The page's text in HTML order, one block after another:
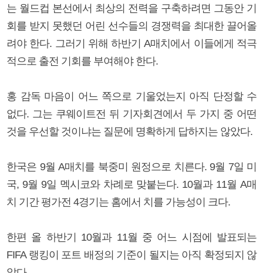
는 월드컵 본선에서 최상의 전력을 구축하려면 그동안 기
회를 받지 못했던 어린 선수들의 경쟁력을 최대한 끌어올
려야 한다. 그러기 위해 하반기 A매치에서 이들에게 적극
적으로 출전 기회를 부여해야 한다.
홍 감독 마음이 어느 쪽으로 기울었는지 아직 단정할 수
없다. 그는 쿠웨이트전 뒤 기자회견에서 두 가지 중 어떤
것을 우선할 것이냐는 질문에 명확하게 답하지는 않았다.
한국은 9월 A매치를 북중미 원정으로 치른다. 9월 7일 미
국, 9월 9일 멕시코와 차례로 맞붙는다. 10월과 11월 A매
치 기간 평가전 4경기는 홈에서 치를 가능성이 크다.
한편 올 하반기 10월과 11월 중 어느 시점에 발표되는
FIFA 랭킹이 포트 배정의 기준이 될지는 아직 확정되지 않